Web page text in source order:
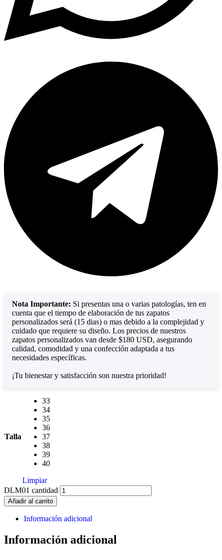
Nota Importante: Si presentas una o varias patologías, ten en
cuenta que el tiempo de elaboración de tus zapatos
personalizados será (15 dias) o mas debido a la complejidad y
cuidado que requiere su diseño. Los precios de nuestros
zapatos personalizados van desde $180 USD, asegurando
calidad, comodidad y una confección adaptada a tus
necesidades específicas.
¡Tu bienestar y satisfacción son nuestra prioridad!
Talla
33
34
35
36
37
38
39
40
Limpiar
DLM01 cantidad
Añadir al carrito
Información adicional
Información adicional